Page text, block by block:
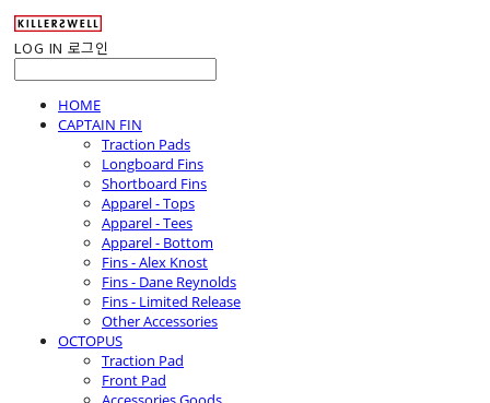
LOG IN 로그인
HOME
CAPTAIN FIN
Traction Pads
Longboard Fins
Shortboard Fins
Apparel - Tops
Apparel - Tees
Apparel - Bottom
Fins - Alex Knost
Fins - Dane Reynolds
Fins - Limited Release
Other Accessories
OCTOPUS
Traction Pad
Front Pad